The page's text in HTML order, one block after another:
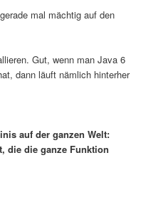
mal mächtig auf den
Gut, wenn man Java 6
dann läuft nämlich hinterher
auf der ganzen Welt:
die die ganze Funktion